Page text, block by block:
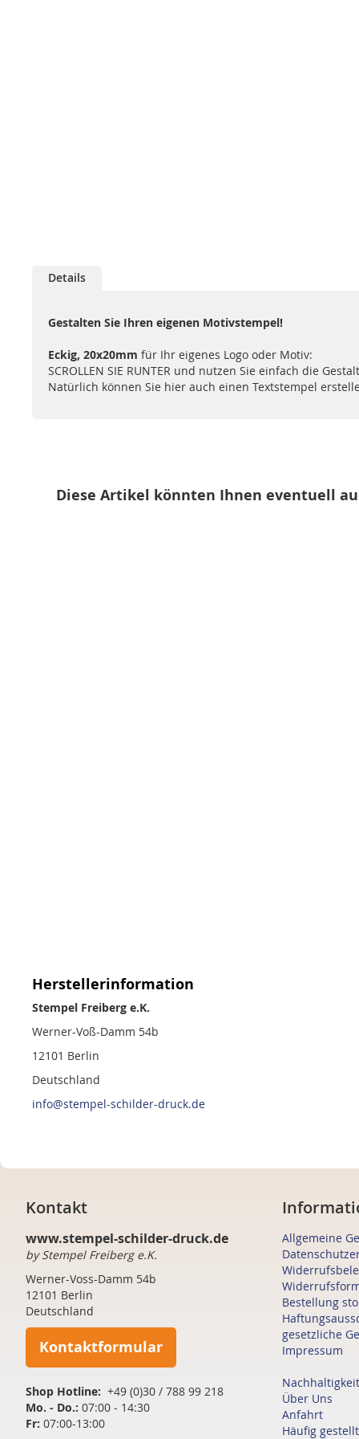
Details
Gestalten Sie Ihren eigenen Motivstempel!
Eckig, 20x20mm für Ihr eigenes Logo oder Motiv:
SCROLLEN SIE RUNTER und nutzen Sie einfach die
Natürlich können Sie hier auch einen Textstempel
Diese Artikel könnten Ihnen eventuell
Herstellerinformation
Stempel Freiberg e.K.
Werner-Voß-Damm 54b
12101 Berlin
Deutschland
info@stempel-schilder-druck.de
Kontakt
www.stempel-schilder-druck.de
by Stempel Freiberg e.K.
Werner-Voss-Damm 54b
12101 Berlin
Deutschland
Kontaktformular
Shop Hotline: +49 (0)30 / 788 99 218
Mo. - Do.: 07:00 - 14:30
Fr: 07:00-13:00
Allgemeine
Bestellung
gesetzliche
Impressum
Nachhaltigkeit
Über Uns
Anfahrt
Häufig